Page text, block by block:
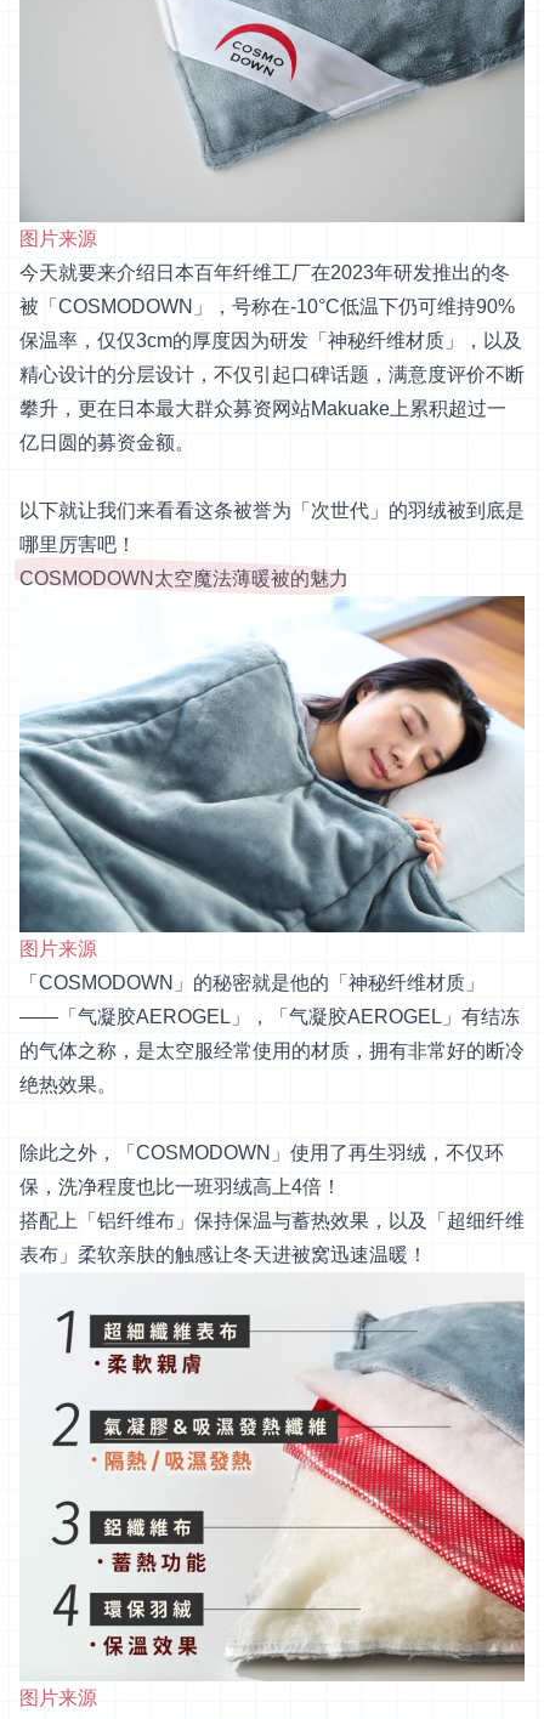
图片来源
今天就要来介绍日本百年纤维工厂在2023年研发推出的冬
被「COSMODOWN」，号称在-10°C低温下仍可维持90%
保温率，仅仅3cm的厚度因为研发「神秘纤维材质」，以及
精心设计的分层设计，不仅引起口碑话题，满意度评价不断
攀升，更在日本最大群众募资网站Makuake上累积超过一
亿日圆的募资金额。
以下就让我们来看看这条被誉为「次世代」的羽绒被到底是
哪里厉害吧！
COSMODOWN太空魔法薄暖被的魅力
图片来源
「COSMODOWN」的秘密就是他的「神秘纤维材质」
――「气凝胶AEROGEL」，「气凝胶AEROGEL」有结冻
的气体之称，是太空服经常使用的材质，拥有非常好的断冷
绝热效果。
除此之外，「COSMODOWN」使用了再生羽绒，不仅环
保，洗净程度也比一班羽绒高上4倍！
搭配上「铝纤维布」保持保温与蓄热效果，以及「超细纤维
表布」柔软亲肤的触感让冬天进被窝迅速温暖！
图片来源